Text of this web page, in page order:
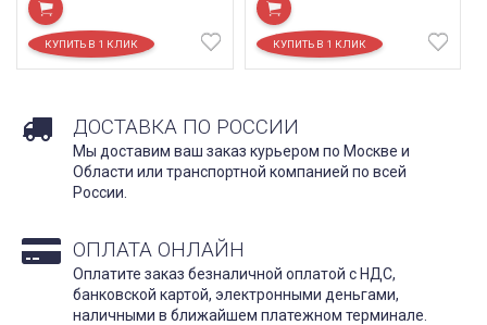
ДОСТАВКА ПО РОССИИ
Мы доставим ваш заказ курьером по Москве и
Области или транспортной компанией по всей
России.
ОПЛАТА ОНЛАЙН
Оплатите заказ безналичной оплатой с НДС,
банковской картой, электронными деньгами,
наличными в ближайшем платежном терминале.